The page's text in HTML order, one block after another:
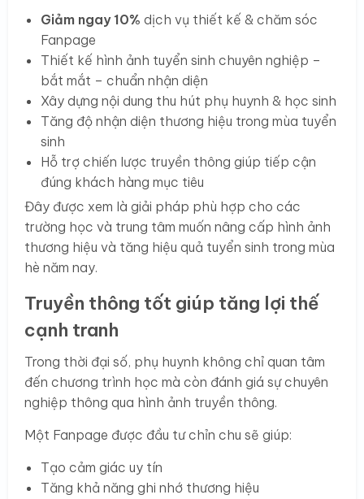
Giảm ngay 10% dịch vụ thiết kế & chăm sóc
Fanpage
Thiết kế hình ảnh tuyển sinh chuyên nghiệp –
bắt mắt – chuẩn nhận diện
Xây dựng nội dung thu hút phụ huynh & học sinh
Tăng độ nhận diện thương hiệu trong mùa tuyển
sinh
Hỗ trợ chiến lược truyền thông giúp tiếp cận
đúng khách hàng mục tiêu
Đây được xem là giải pháp phù hợp cho các
trường học và trung tâm muốn nâng cấp hình ảnh
thương hiệu và tăng hiệu quả tuyển sinh trong mùa
hè năm nay.
Truyền thông tốt giúp tăng lợi thế
cạnh tranh
Trong thời đại số, phụ huynh không chỉ quan tâm
đến chương trình học mà còn đánh giá sự chuyên
nghiệp thông qua hình ảnh truyền thông.
Một Fanpage được đầu tư chỉn chu sẽ giúp:
Tạo cảm giác uy tín
Tăng khả năng ghi nhớ thương hiệu